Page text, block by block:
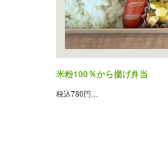
米粉100％から揚げ弁当
税込780円…